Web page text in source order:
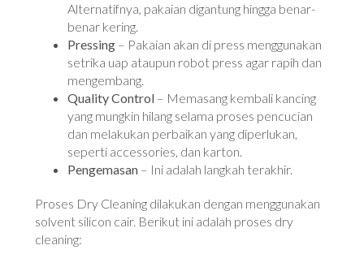
Alternatifnya, pakaian digantung hingga benar-
benar kering.
Pressing – Pakaian akan di press menggunakan
setrika uap ataupun robot press agar rapih dan
mengembang.
Quality Control – Memasang kembali kancing
yang mungkin hilang selama proses pencucian
dan melakukan perbaikan yang diperlukan,
seperti accessories, dan karton.
Pengemasan – Ini adalah langkah terakhir.
Proses Dry Cleaning dilakukan dengan menggunakan
solvent silicon cair. Berikut ini adalah proses dry
cleaning: